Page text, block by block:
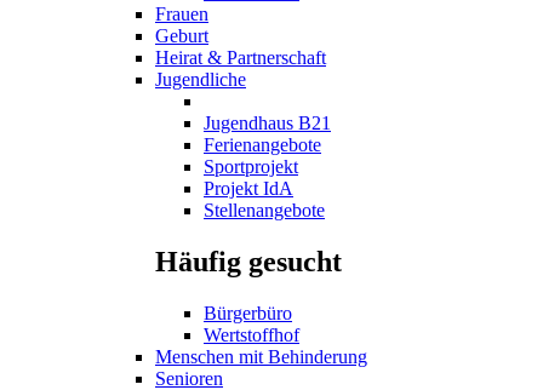
Frauen
Geburt
Heirat & Partnerschaft
Jugendliche
Jugendhaus B21
Ferienangebote
Sportprojekt
Projekt IdA
Stellenangebote
Häufig gesucht
Bürgerbüro
Wertstoffhof
Menschen mit Behinderung
Senioren